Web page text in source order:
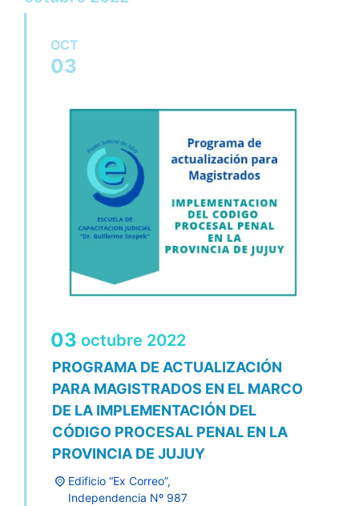
OCT
03
03 octubre 2022
PROGRAMA DE ACTUALIZACIÓN
PARA MAGISTRADOS EN EL MARCO
DE LA IMPLEMENTACIÓN DEL
CÓDIGO PROCESAL PENAL EN LA
PROVINCIA DE JUJUY
Edificio “Ex Correo”,
Independencia Nº 987